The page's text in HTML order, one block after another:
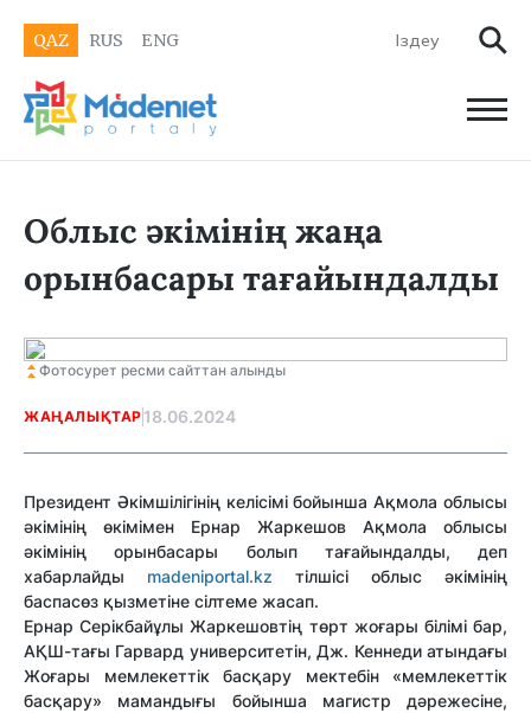
QAZ RUS ENG
Облыс әкімінің жаңа
орынбасары тағайындалды
Фотосурет ресми сайттан алынды
ЖАҢАЛЫҚТАР 18.06.2024
Президент Әкімшілігінің келісімі бойынша Ақмола облысы
әкімінің өкімімен Ернар Жаркешов Ақмола облысы
әкімінің орынбасары болып тағайындалды, деп
хабарлайды madeniportal.kz тілшісі облыс әкімінің
баспасөз қызметіне сілтеме жасап.
Ернар Серікбайұлы Жаркешовтің төрт жоғары білімі бар,
АҚШ-тағы Гарвард университетін, Дж. Кеннеди атындағы
Жоғары мемлекеттік басқару мектебін «мемлекеттік
басқару» мамандығы бойынша магистр дәрежесіне,